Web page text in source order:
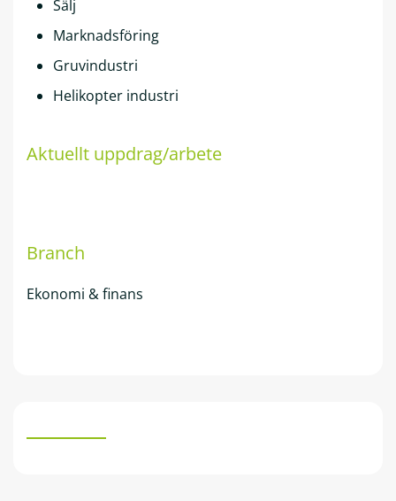
Sälj
Marknadsföring
Gruvindustri
Helikopter industri
Aktuellt uppdrag/arbete
Branch
Ekonomi & finans